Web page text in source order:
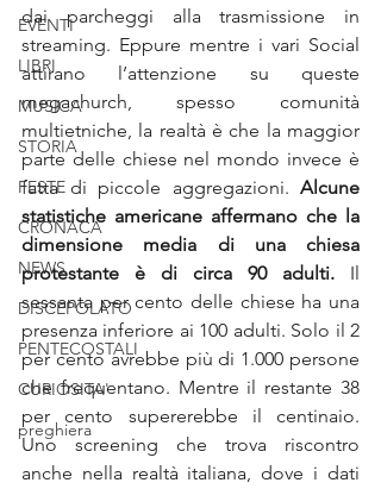
EVENTI
LIBRI
MUSICA
STORIA
FESTE
CRONACA
NEWS
DISCEPOLATO
PENTECOSTALI
CURIOSITA'
preghiera
dai parcheggi alla trasmissione in
streaming. Eppure mentre i vari Social
attirano l’attenzione su queste
megachurch, spesso comunità
multietniche, la realtà è che la maggior
parte delle chiese nel mondo invece è
fatta di piccole aggregazioni. Alcune
statistiche americane affermano che la
dimensione media di una chiesa
protestante è di circa 90 adulti. Il
sessanta per cento delle chiese ha una
presenza inferiore ai 100 adulti. Solo il 2
per cento avrebbe più di 1.000 persone
che frequentano. Mentre il restante 38
per cento supererebbe il centinaio.
Uno screening che trova riscontro
anche nella realtà italiana, dove i dati